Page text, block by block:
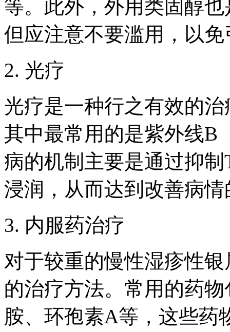
等。此外，外用类固醇
但应注意不要滥用，以
2. 光疗
光疗是一种行之有效的
其中最常用的是紫外线B
病的机制主要是通过抑
浸润，从而达到改善病
3. 内服药治疗
对于较重的慢性湿疹性
的治疗方法。常用的药
胺、环孢素A等，这些药